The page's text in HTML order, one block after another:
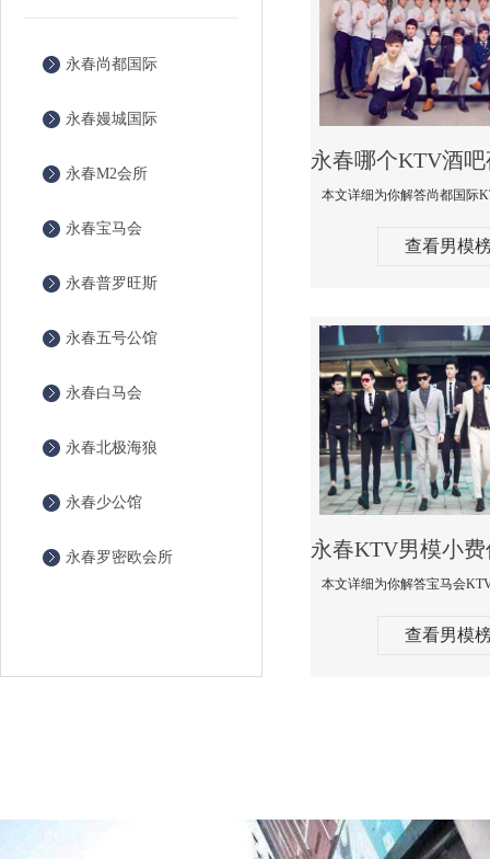
永春尚都国际
永春嫚城国际
永春M2会所
永春宝马会
永春普罗旺斯
永春五号公馆
永春白马会
永春北极海狼
永春少公馆
永春罗密欧会所
查看男模
查看男模